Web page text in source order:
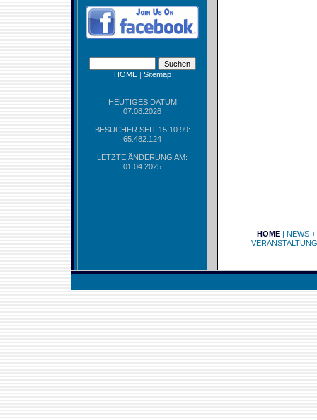
HOME| Sitemap
HEUTIGES DATUM
07.08.2026
BESUCHER SEIT 15.10.99:
65.482.124
LETZTE ÄNDERUNG AM:
01.04.2025
HOME| NEWS